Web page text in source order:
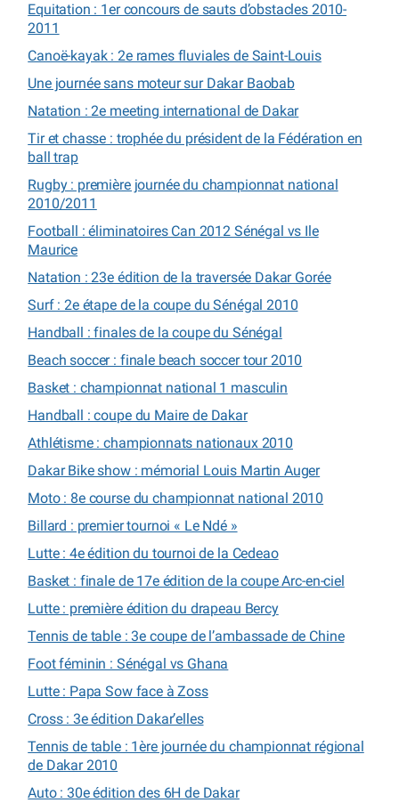
Equitation : 1er concours de sauts d’obstacles 2010-
2011
Canoë-kayak : 2e rames fluviales de Saint-Louis
Une journée sans moteur sur Dakar Baobab
Natation : 2e meeting international de Dakar
Tir et chasse : trophée du président de la Fédération en
ball trap
Rugby : première journée du championnat national
2010/2011
Football : éliminatoires Can 2012 Sénégal vs Ile
Maurice
Natation : 23e édition de la traversée Dakar Gorée
Surf : 2e étape de la coupe du Sénégal 2010
Handball : finales de la coupe du Sénégal
Beach soccer : finale beach soccer tour 2010
Basket : championnat national 1 masculin
Handball : coupe du Maire de Dakar
Athlétisme : championnats nationaux 2010
Dakar Bike show : mémorial Louis Martin Auger
Moto : 8e course du championnat national 2010
Billard : premier tournoi « Le Ndé »
Lutte : 4e édition du tournoi de la Cedeao
Basket : finale de 17e édition de la coupe Arc-en-ciel
Lutte : première édition du drapeau Bercy
Tennis de table : 3e coupe de l’ambassade de Chine
Foot féminin : Sénégal vs Ghana
Lutte : Papa Sow face à Zoss
Cross : 3e édition Dakar’elles
Tennis de table : 1ère journée du championnat régional
de Dakar 2010
Auto : 30e édition des 6H de Dakar